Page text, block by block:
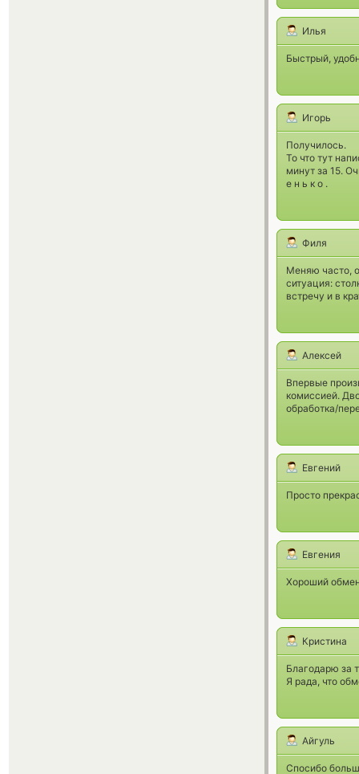
Илья
Быстрый,
Игорь
Получилось.
То что тут
минут за 15.
е н ь к о .
Филя
Меняю часто,
ситуация:
встречу и в
Алексей
Впервые
комиссией.
обработка/
Евгений
Просто
Евгения
Хороший
Кристина
Благодарю за
Я рада, что
Айгуль
Спосибо